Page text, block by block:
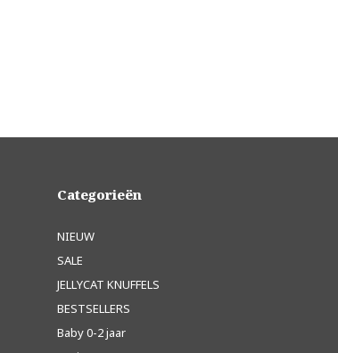
Categorieën
NIEUW
SALE
JELLYCAT KNUFFELS
BESTSELLERS
Baby 0-2 jaar